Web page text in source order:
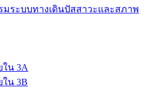
ระบบทางเดินปัสสาวะและสภาพ
น 3A
น 3B